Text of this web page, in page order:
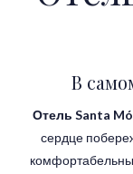
В
Отель Santa
сердце